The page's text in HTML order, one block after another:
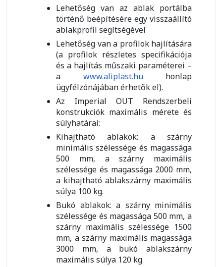
Lehetőség van az ablak portálba
történő beépítésére egy visszaállító
ablakprofil segítségével
Lehetőség van a profilok hajlítására
(a profilok részletes specifikációja
és a hajlítás műszaki paraméterei –
a www.aliplast.huhonlap
ügyfélzónájában érhetők el).
Az Imperial OUT Rendszerbeli
konstrukciók maximális mérete és
súlyhatárai:
Kihajtható ablakok: a szárny
minimális szélessége és magassága
500 mm, a szárny maximális
szélessége és magassága 2000 mm,
a kihajtható ablakszárny maximális
súlya 100 kg.
Bukó ablakok: a szárny minimális
szélessége és magassága 500 mm, a
szárny maximális szélessége 1500
mm, a szárny maximális magassága
3000 mm, a bukó ablakszárny
maximális súlya 120 kg